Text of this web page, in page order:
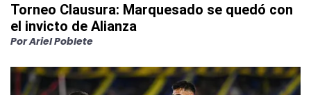
Torneo Clausura: Marquesado se quedó con
el invicto de Alianza
PorAriel Poblete